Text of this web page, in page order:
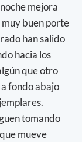
mejora
buen porte
han salido
hacia los
que otro
fondo abajo
tomando
mueve